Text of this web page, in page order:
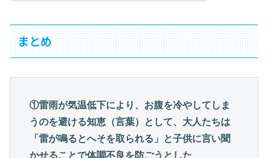
まとめ
①雷雨が気温低下により、お腹を冷やしてしま
うのを避ける知恵（言葉）として、大人たちは
「雷が鳴るとへそを取られる」と子供に言い聞
かせることで体調不良を防ごうとした